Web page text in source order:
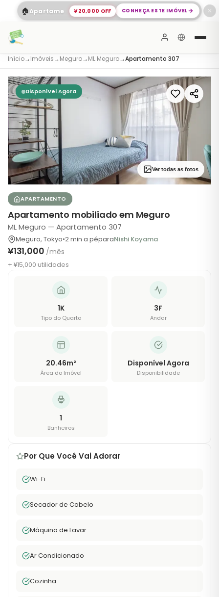
🏠 Apartamento Espaçoso com 2 Quartos em Shinagawa ¥20,000 OFF CONHEÇA ESTE IMÓVEL ✕
Início→Imóveis→Meguro→ML Meguro→Apartamento 307
Disponível Agora
Ver todas as fotos
APARTAMENTO
Apartamento mobiliado em Meguro
ML Meguro — Apartamento 307
Meguro, Tokyo•2min a péparaNishi Koyama
¥131,000 /mês
+ ¥15,000 utilidades
1K
Tipo do Quarto
3F
Andar
20.46m²
Área do Imóvel
Disponível Agora
Disponibilidade
1
Banheiros
Por Que Você Vai Adorar
Wi-Fi
Secador de Cabelo
Máquina de Lavar
Ar Condicionado
Cozinha